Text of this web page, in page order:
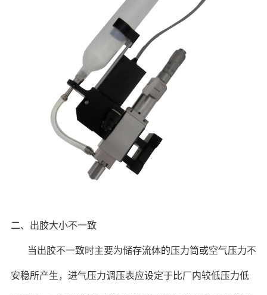
二、出胶大小不一致
当出胶不一致时主要为储存流体的压力筒或空气压力不
安稳所产生，进气压力调压表应设定于比厂内较低压力低